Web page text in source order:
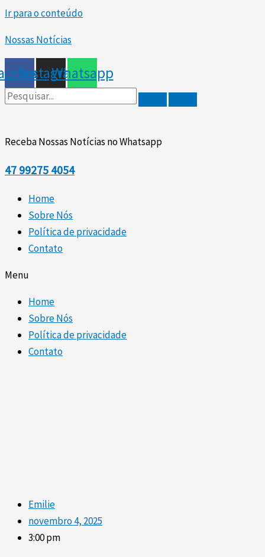
Ir para o conteúdo
Nossas Notícias
InstagramWhatsapp
Receba Nossas Notícias no Whatsapp
47 99275 4054
Home
Sobre Nós
Política de privacidade
Contato
Menu
Home
Sobre Nós
Política de privacidade
Contato
Emilie
novembro 4, 2025
3:00 pm